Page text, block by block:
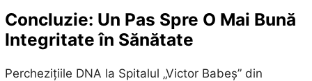
Concluzie: Un Pas Spre O Mai Bună
Integritate în Sănătate
Perchezițiile DNA la Spitalul „Victor Babeș” din